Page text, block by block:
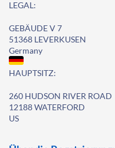
LEGAL:
GEBÄUDE V 7
51368 LEVERKUSEN
Germany
HAUPTSITZ:
260 HUDSON RIVER ROAD
12188 WATERFORD
US